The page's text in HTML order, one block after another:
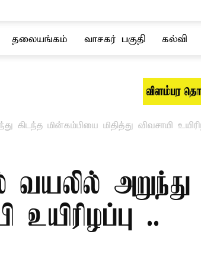
தலையங்கம் வாசகர் பகுதி கல்வி
கிடந்த மின்கம்பியை மிதித்து விவசாயி
வயலில் அறுந்து
உயிரிழப்பு ..